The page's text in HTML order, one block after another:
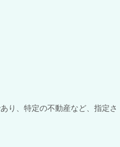
り、特定の不動産など、指定さ